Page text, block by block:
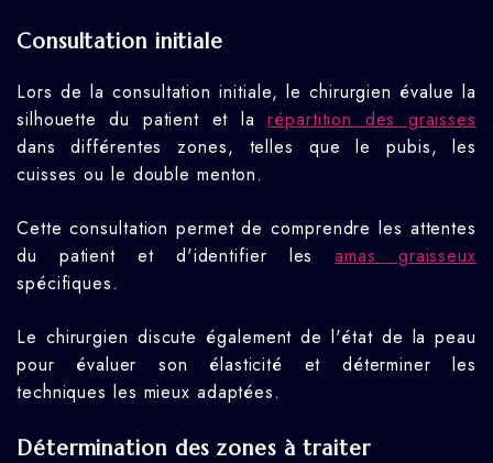
Consultation initiale
Lors de la consultation initiale, le chirurgien évalue la
silhouette du patient et larépartition des graisses
dans différentes zones, telles que le pubis, les
cuisses ou le double menton.
Cette consultation permet de comprendre les attentes
du patient et d'identifier lesamas graisseux
spécifiques.
Le chirurgien discute également de l'état de la peau
pour évaluer son élasticité et déterminer les
techniques les mieux adaptées.
Détermination des zones à traiter